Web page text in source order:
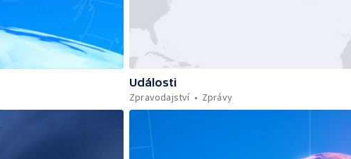
Události
Zpravodajství
Zprávy